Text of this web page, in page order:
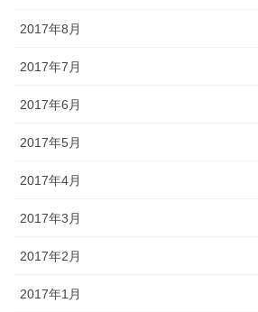
2017年8月
2017年7月
2017年6月
2017年5月
2017年4月
2017年3月
2017年2月
2017年1月